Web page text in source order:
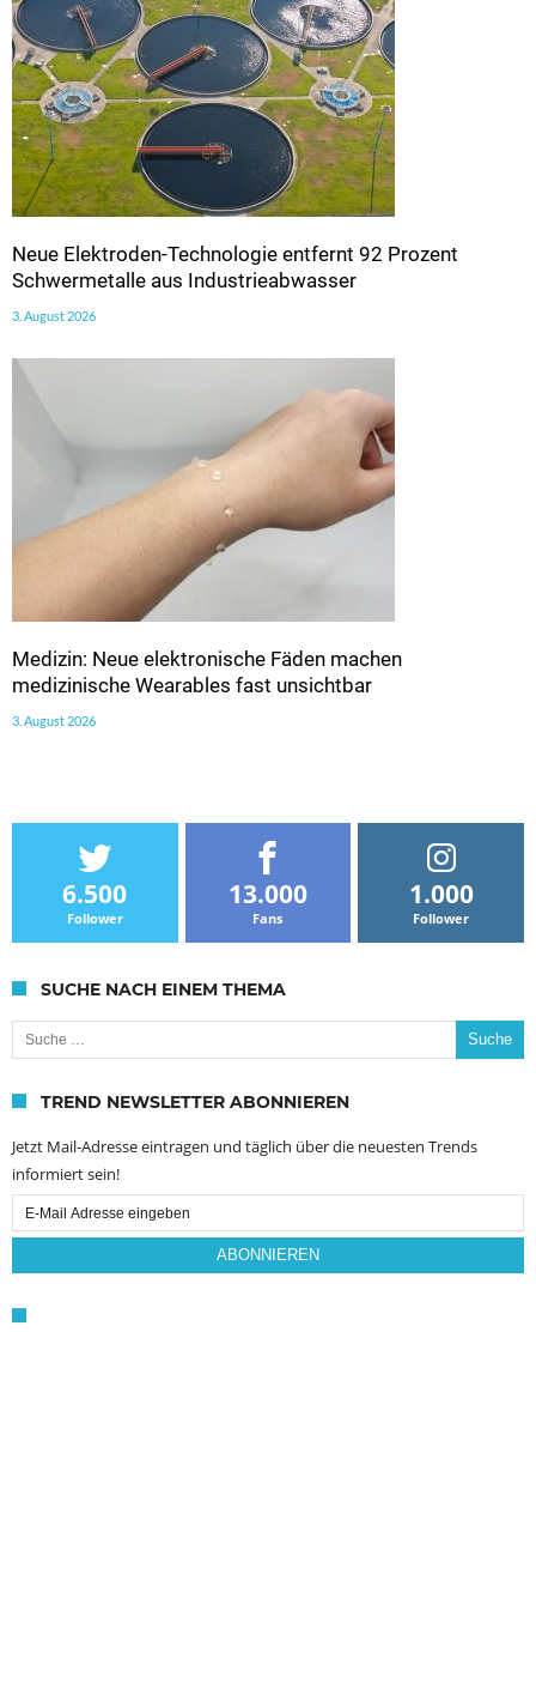
Neue Elektroden-Technologie entfernt 92 Prozent
Schwermetalle aus Industrieabwasser
3. August 2026
Medizin: Neue elektronische Fäden machen
medizinische Wearables fast unsichtbar
3. August 2026
6.500
Follower
13.000
Fans
1.000
Follower
SUCHE NACH EINEM THEMA
Suche nach:
TREND NEWSLETTER ABONNIEREN
Jetzt Mail-Adresse eintragen und täglich über die neuesten Trends
informiert sein!
Email
Subscription
ABONNIEREN